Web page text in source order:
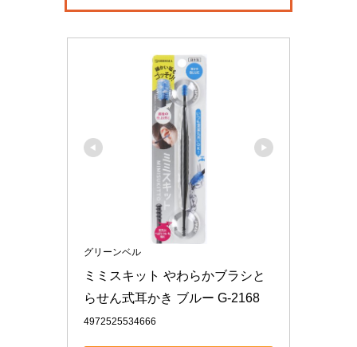
グリーンベル
ミミスキット やわらかブラシと
らせん式耳かき ブルー G-2168
4972525534666